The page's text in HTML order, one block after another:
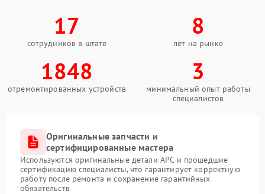
17
сотрудников в штате
8
лет на рынке
1848
отремонтированных устройств
3
минимальный опыт работы
специалистов
Оригинальные запчасти и
сертифицированные мастера
Используются оригинальные детали APC и прошедшие
сертификацию специалисты, что гарантирует корректную
работу после ремонта и сохранение гарантийных
обязательств